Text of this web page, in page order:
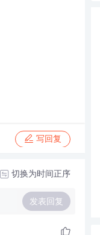
写回复
切换为时间正序
发表回复